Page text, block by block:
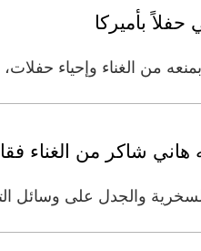
حفلاً بأميركا
من الغناء وإحياء
هاني شاكر من الغناء
والجدل على وسائل